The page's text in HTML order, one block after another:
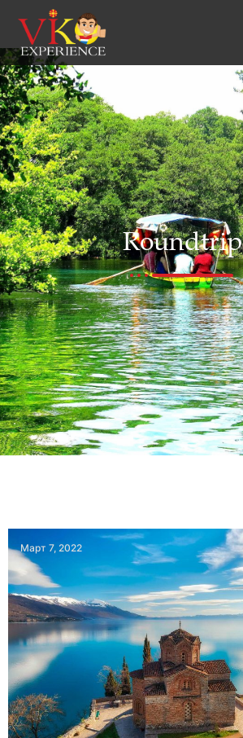
Roundtrip
Март 7, 2022